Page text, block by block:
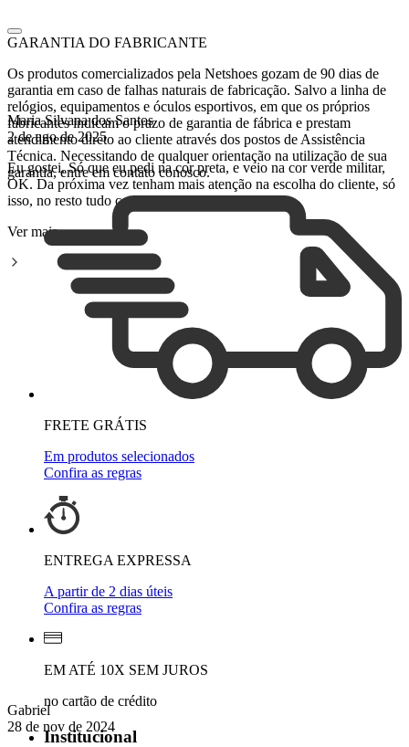
Maria Silvana dos Santos
2 de ago de 2025
Eu gostei. Só que eu pedi na cor preta, e veio na cor verde militar,
OK. Da próxima vez tenham mais atenção na escolha do cliente, só
isso, no resto tudo certo.
Ver mais
Gabriel
28 de nov de 2024
GARANTIA DO FABRICANTE
Os produtos comercializados pela Netshoes gozam de 90 dias de
garantia em caso de falhas naturais de fabricação. Salvo a linha de
relógios, equipamentos e óculos esportivos, em que os próprios
fabricantes indicam o prazo de garantia de fábrica e prestam
atendimento direto ao cliente através dos postos de Assistência
Técnica. Necessitando de qualquer orientação na utilização de sua
garantia, entre em contato conosco.
FRETE GRÁTIS
Em produtos selecionados
Confira as regras
ENTREGA EXPRESSA
A partir de 2 dias úteis
Confira as regras
EM ATÉ 10X SEM JUROS
no cartão de crédito
Institucional